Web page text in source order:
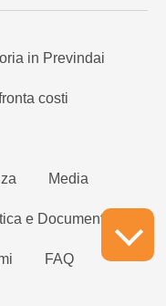
in Previndai
costi
Media
e Documenti
FAQ